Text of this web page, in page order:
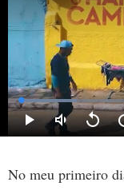
No meu primeiro